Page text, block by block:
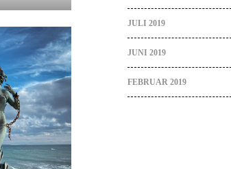
JULI 2019
JUNI 2019
FEBRUAR 2019